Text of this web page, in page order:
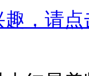
，请